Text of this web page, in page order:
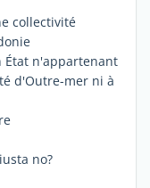
collectivité
État n'appartenant
d'Outre-mer ni à
no?